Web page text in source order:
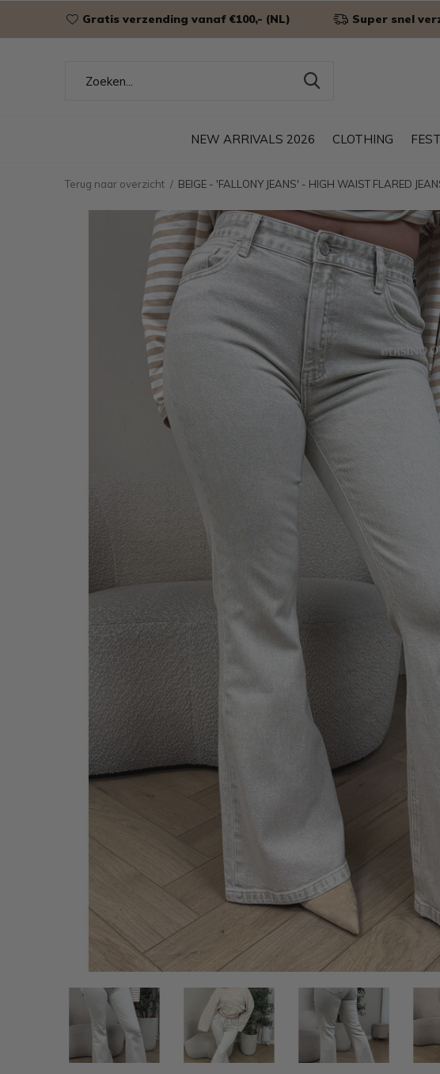
NEW ARRIVALS 2026 CLOTHING
Gratis verzending vanaf €100,- (NL) Super snel
Terug naar overzicht BEIGE - 'FALLONY JEANS' - HIGH WAIST FLARED